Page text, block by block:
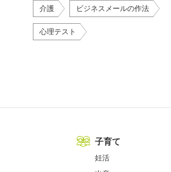
介護 ビジネスメールの作法
心理テスト
子育て
妊活